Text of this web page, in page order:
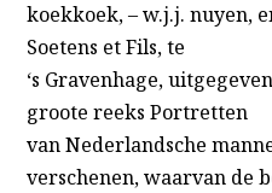
koekkoek, – w.j.j. nuyen,
Soetens et Fils, te
‘s Gravenhage,
groote reeks Portretten
van Nederlandsche
verschenen, waarvan de